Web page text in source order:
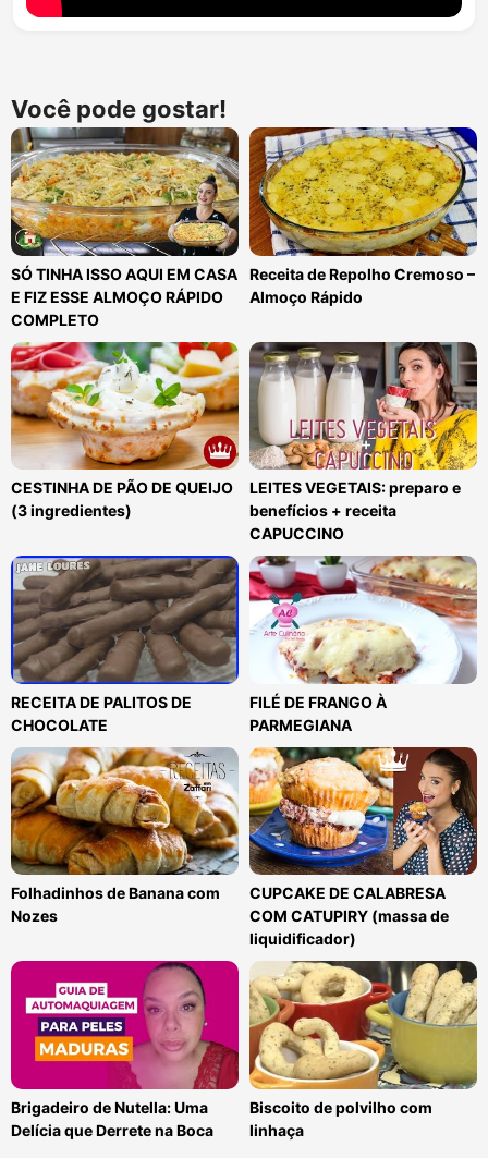
Você pode gostar!
SÓ TINHA ISSO AQUI EM CASA
E FIZ ESSE ALMOÇO RÁPIDO
COMPLETO
Receita de Repolho Cremoso –
Almoço Rápido
CESTINHA DE PÃO DE QUEIJO
(3 ingredientes)
LEITES VEGETAIS: preparo e
benefícios + receita
CAPUCCINO
RECEITA DE PALITOS DE
CHOCOLATE
FILÉ DE FRANGO À
PARMEGIANA
Folhadinhos de Banana com
Nozes
CUPCAKE DE CALABRESA
COM CATUPIRY (massa de
liquidificador)
Brigadeiro de Nutella: Uma
Delícia que Derrete na Boca
Biscoito de polvilho com
linhaça